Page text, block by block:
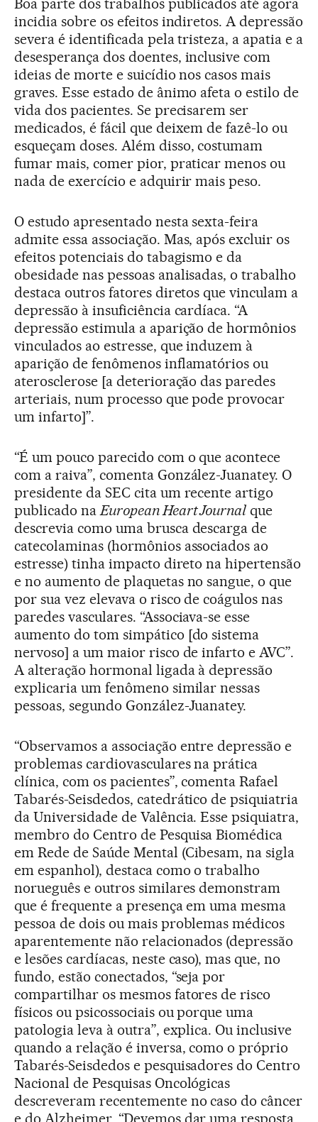
Boa parte dos trabalhos publicados até agora
incidia sobre os efeitos indiretos. A depressão
severa é identificada pela tristeza, a apatia e a
desesperança dos doentes, inclusive com
ideias de morte e suicídio nos casos mais
graves. Esse estado de ânimo afeta o estilo de
vida dos pacientes. Se precisarem ser
medicados, é fácil que deixem de fazê-lo ou
esqueçam doses. Além disso, costumam
fumar mais, comer pior, praticar menos ou
nada de exercício e adquirir mais peso.
O estudo apresentado nesta sexta-feira
admite essa associação. Mas, após excluir os
efeitos potenciais do tabagismo e da
obesidade nas pessoas analisadas, o trabalho
destaca outros fatores diretos que vinculam a
depressão à insuficiência cardíaca. “A
depressão estimula a aparição de hormônios
vinculados ao estresse, que induzem à
aparição de fenômenos inflamatórios ou
aterosclerose [a deterioração das paredes
arteriais, num processo que pode provocar
um infarto]”.
“É um pouco parecido com o que acontece
com a raiva”, comenta González-Juanatey. O
presidente da SEC cita um recente artigo
publicado naEuropean Heart Journal que
descrevia como uma brusca descarga de
catecolaminas (hormônios associados ao
estresse) tinha impacto direto na hipertensão
e no aumento de plaquetas no sangue, o que
por sua vez elevava o risco de coágulos nas
paredes vasculares. “Associava-se esse
aumento do tom simpático [do sistema
nervoso] a um maior risco de infarto e AVC”.
A alteração hormonal ligada à depressão
explicaria um fenômeno similar nessas
pessoas, segundo González-Juanatey.
“Observamos a associação entre depressão e
problemas cardiovasculares na prática
clínica, com os pacientes”, comenta Rafael
Tabarés-Seisdedos, catedrático de psiquiatria
da Universidade de Valência. Esse psiquiatra,
membro do Centro de Pesquisa Biomédica
em Rede de Saúde Mental (Cibesam, na sigla
em espanhol), destaca como o trabalho
norueguês e outros similares demonstram
que é frequente a presença em uma mesma
pessoa de dois ou mais problemas médicos
aparentemente não relacionados (depressão
e lesões cardíacas, neste caso), mas que, no
fundo, estão conectados, “seja por
compartilhar os mesmos fatores de risco
físicos ou psicossociais ou porque uma
patologia leva à outra”, explica. Ou inclusive
quando a relação é inversa, como o próprio
Tabarés-Seisdedos e pesquisadores do Centro
Nacional de Pesquisas Oncológicas
descreveram recentemente no caso do câncer